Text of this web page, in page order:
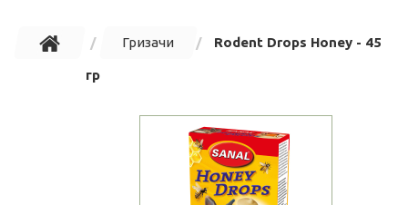
Гризачи Rodent Drops Honey - 45
гр